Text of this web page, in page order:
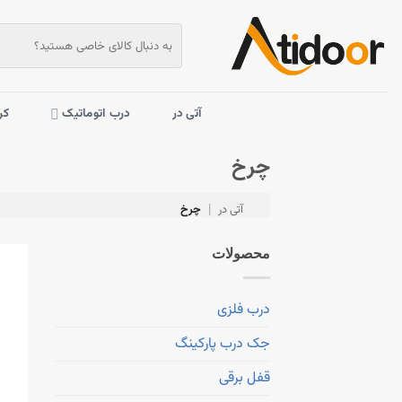
content
برای:
آتی در درب اتوماتیک
چرخ
آتی در چرخ
محصولات
درب فلزی
جک درب پارکینگ
قفل برقی